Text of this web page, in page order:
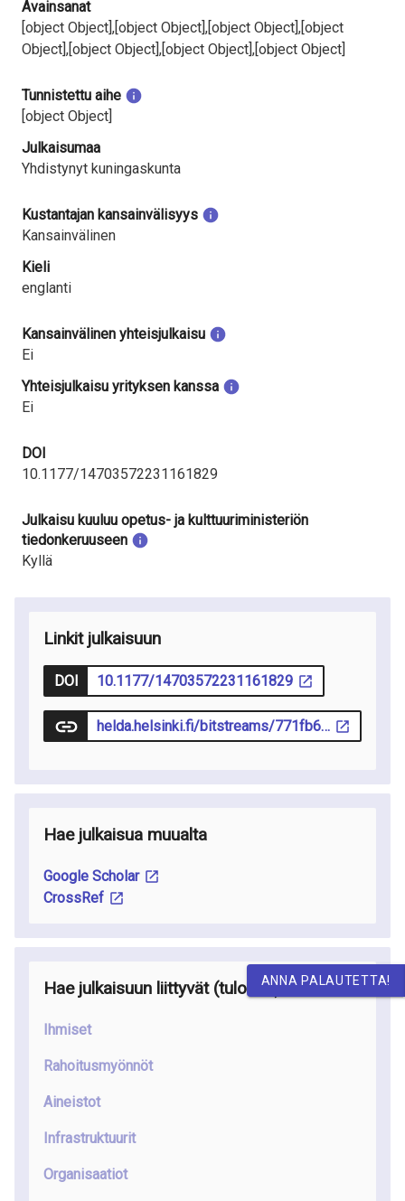
Avainsanat
[object Object],[object Object],[object Object],[object
Object],[object Object],[object Object],[object Object]
Tunnistettu aihe
[object Object]
Julkaisumaa
Yhdistynyt kuningaskunta
Kustantajan kansainvälisyys
Kansainvälinen
Kieli
englanti
Kansainvälinen yhteisjulkaisu
Ei
Yhteisjulkaisu yrityksen kanssa
Ei
DOI
10.1177/14703572231161829
Julkaisu kuuluu opetus- ja kulttuuriministeriön
tiedonkeruuseen
Kyllä
Linkit julkaisuun
DOI 10.1177/14703572231161829
helda.helsinki.fi/bitstreams/771fb6c0-e3e7-4f01-b703-d125630a097b/download
Hae julkaisua muualta
Google Scholar
CrossRef
Hae julkaisuun liittyvät(tulossa)
Ihmiset
Rahoitusmyönnöt
Aineistot
Infrastruktuurit
Organisaatiot
ANNA PALAUTETTA!